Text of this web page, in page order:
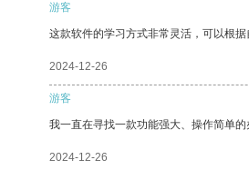
游客
这款软件的学习方式非常灵活，可以根据
2024-12-26
游客
我一直在寻找一款功能强大、操作简单
2024-12-26